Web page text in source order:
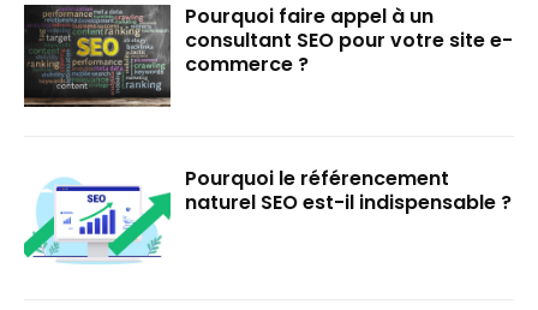
Pourquoi faire appel à un
consultant SEO pour votre site e-
commerce ?
Pourquoi le référencement
naturel SEO est-il indispensable ?